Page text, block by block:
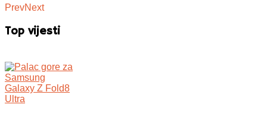
PrevNext
Top vijesti